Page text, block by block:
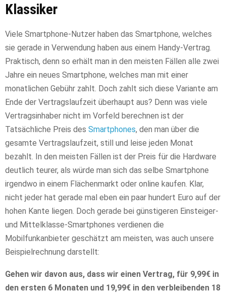
Klassiker
Viele Smartphone-Nutzer haben das Smartphone, welches
sie gerade in Verwendung haben aus einem Handy-Vertrag.
Praktisch, denn so erhält man in den meisten Fällen alle zwei
Jahre ein neues Smartphone, welches man mit einer
monatlichen Gebühr zahlt. Doch zahlt sich diese Variante am
Ende der Vertragslaufzeit überhaupt aus? Denn was viele
Vertragsinhaber nicht im Vorfeld berechnen ist der
Tatsächliche Preis des Smartphones, den man über die
gesamte Vertragslaufzeit, still und leise jeden Monat
bezahlt. In den meisten Fällen ist der Preis für die Hardware
deutlich teurer, als würde man sich das selbe Smartphone
irgendwo in einem Flächenmarkt oder online kaufen. Klar,
nicht jeder hat gerade mal eben ein paar hundert Euro auf der
hohen Kante liegen. Doch gerade bei günstigeren Einsteiger-
und Mittelklasse-Smartphones verdienen die
Mobilfunkanbieter geschätzt am meisten, was auch unsere
Beispielrechnung darstellt:
Gehen wir davon aus, dass wir einen Vertrag, für 9,99€ in
den ersten 6 Monaten und 19,99€ in den verbleibenden 18